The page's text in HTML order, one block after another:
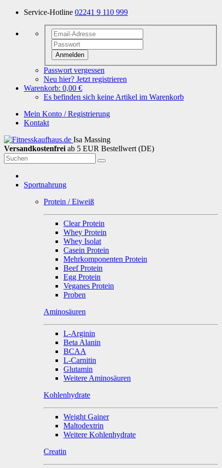
Service-Hotline 02241 9 110 999
Anmelden
Passwort vergessen
Neu hier? Jetzt registrieren
Warenkorb: 0,00 €
Es befinden sich keine Artikel im Warenkorb
Mein Konto / Registrierung
Kontakt
Isa Massing
Versandkostenfrei ab 5 EUR Bestellwert (DE)
Sportnahrung
Protein / Eiweiß
Clear Protein
Whey Protein
Whey Isolat
Casein Protein
Mehrkomponenten Protein
Beef Protein
Egg Protein
Veganes Protein
Proben
Aminosäuren
L-Arginin
Beta Alanin
BCAA
L-Carnitin
Glutamin
Weitere Aminosäuren
Kohlenhydrate
Weight Gainer
Maltodextrin
Weitere Kohlenhydrate
Creatin